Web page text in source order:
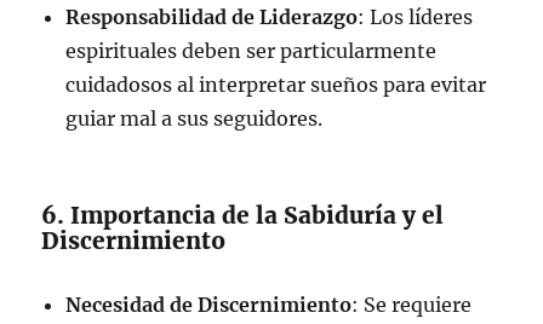
Responsabilidad de Liderazgo: Los líderes
espirituales deben ser particularmente
cuidadosos al interpretar sueños para evitar
guiar mal a sus seguidores.
6. Importancia de la Sabiduría y el
Discernimiento
Necesidad de Discernimiento: Se requiere